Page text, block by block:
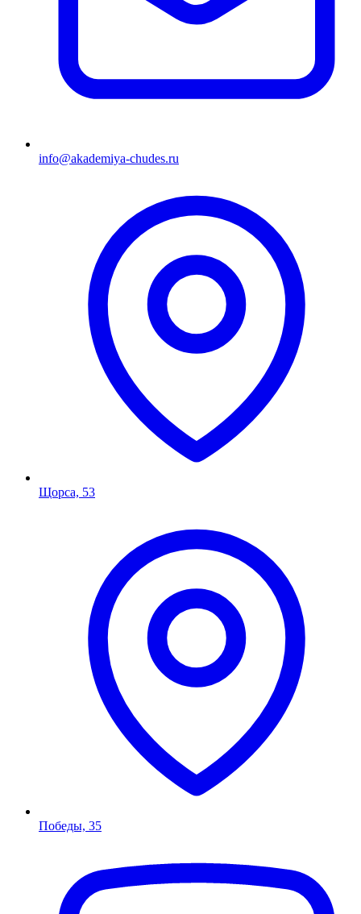
info@akademiya-chudes.ru
Щорса, 53
Победы, 35